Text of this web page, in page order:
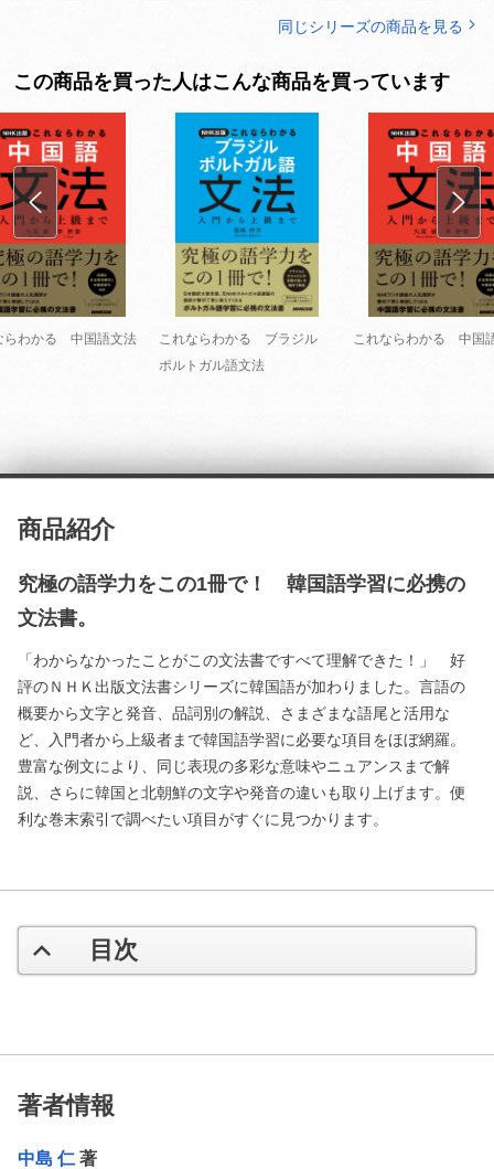
同じシリーズの商品を見る
この商品を買った人はこんな商品を買っています
らわかる 中国語文法
これならわかる ブラジル
ポルトガル語文法
これならわかる 中国
商品紹介
究極の語学力をこの1冊で！ 韓国語学習に必携の
文法書。
「わからなかったことがこの文法書ですべて理解できた！」 好
評のＮＨＫ出版文法書シリーズに韓国語が加わりました。言語の
概要から文字と発音、品詞別の解説、さまざまな語尾と活用な
ど、入門者から上級者まで韓国語学習に必要な項目をほぼ網羅。
豊富な例文により、同じ表現の多彩な意味やニュアンスまで解
説、さらに韓国と北朝鮮の文字や発音の違いも取り上げます。便
利な巻末索引で調べたい項目がすぐに見つかります。
目次
著者情報
中島 仁 著